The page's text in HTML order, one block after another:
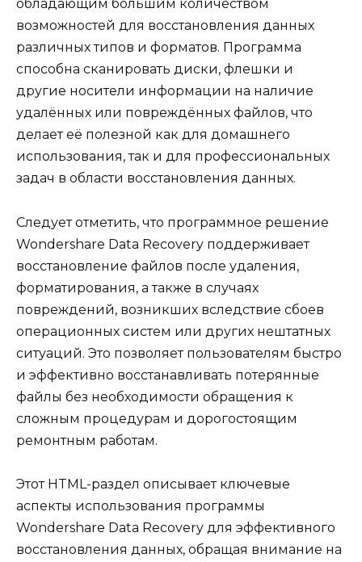
обладающим большим количеством
возможностей для восстановления данных
различных типов и форматов. Программа
способна сканировать диски, флешки и
другие носители информации на наличие
удалённых или повреждённых файлов, что
делает её полезной как для домашнего
использования, так и для профессиональных
задач в области восстановления данных.
Следует отметить, что программное решение
Wondershare Data Recovery поддерживает
восстановление файлов после удаления,
форматирования, а также в случаях
повреждений, возникших вследствие сбоев
операционных систем или других нештатных
ситуаций. Это позволяет пользователям быстро
и эффективно восстанавливать потерянные
файлы без необходимости обращения к
сложным процедурам и дорогостоящим
ремонтным работам.
Этот HTML-раздел описывает ключевые
аспекты использования программы
Wondershare Data Recovery для эффективного
восстановления данных, обращая внимание на